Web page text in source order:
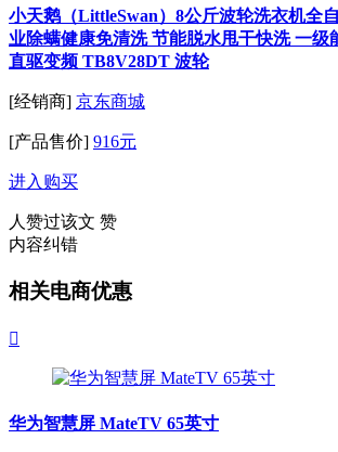
小天鹅（LittleSwan）8公斤波轮洗衣机全
业除螨健康免清洗 节能脱水甩干快洗 一级
直驱变频 TB8V28DT 波轮
[经销商] 京东商城
[产品售价] 916元
进入购买
人赞过该文 赞
内容纠错
相关电商优惠

华为智慧屏 MateTV 65英寸